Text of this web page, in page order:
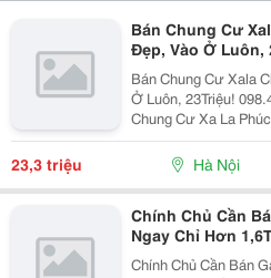
Bán Chung Cư
Đẹp, Vào Ở Luôn,
Bán Chung Cư Xala
Ở Luôn, 23Triệu! 098.4510.935!!!
Chung Cư Xa La
Dong Chính Chủ ,
Bán Cc Bán Chung
23,3 triệu Hà Nội
Chính Chủ Cần
Ngay Chỉ Hơn
098.4510.935!!!
Chính Chủ Cần Bán